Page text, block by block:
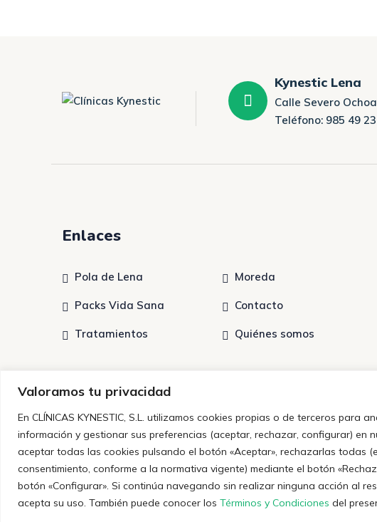
Valoramos tu privacidad
En CLÍNICAS KYNESTIC, S.L. utilizamos cookies propias o de terceros para
información y gestionar sus preferencias (aceptar, rechazar, configurar) en
aceptar todas las cookies pulsando el botón «Aceptar», rechazarlas todas
consentimiento, conforme a la normativa vigente) mediante el botón
botón «Configurar». Si continúa navegando sin realizar ninguna acción al
acepta su uso. También puede conocer los Términos y Condiciones del
Kynestic Lena
Calle Severo
Teléfono: 985 49
Enlaces
Pola de Lena Moreda
Packs Vida Sana Contacto
Tratamientos Quiénes somos
© 2023Clínicas Kynestic. Desarrollado por La Marketien.